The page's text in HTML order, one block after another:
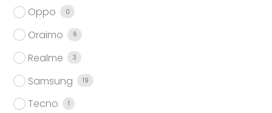
Oppo 0
Oraimo 6
Realme 3
Samsung 19
Tecno 1